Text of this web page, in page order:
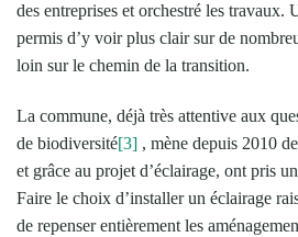
des entreprises et orchestré les travaux.
permis d’y voir plus clair sur de
loin sur le chemin de la transition.
La commune, déjà très attentive aux
de biodiversité[3] , mène depuis 2010
et grâce au projet d’éclairage, ont pris
Faire le choix d’installer un éclairage
de repenser entièrement les